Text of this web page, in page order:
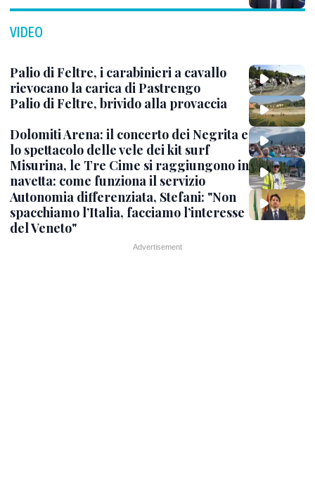
VIDEO
Palio di Feltre, i carabinieri a cavallo
rievocano la carica di Pastrengo
Palio di Feltre, brivido alla provaccia
Dolomiti Arena: il concerto dei Negrita e
lo spettacolo delle vele dei kit surf
Misurina, le Tre Cime si raggiungono in
navetta: come funziona il servizio
Autonomia differenziata, Stefani: "Non
spacchiamo l’Italia, facciamo l’interesse
del Veneto"